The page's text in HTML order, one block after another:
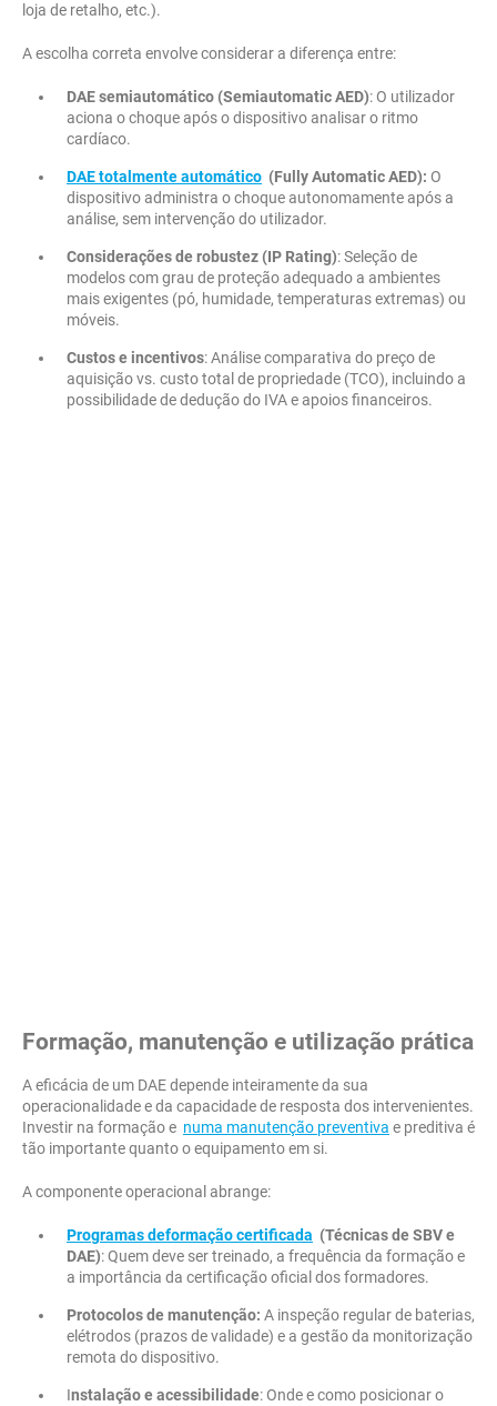
loja de retalho, etc.).
A escolha correta envolve considerar a diferença entre:
DAE semiautomático (Semiautomatic AED): O utilizador
aciona o choque após o dispositivo analisar o ritmo
cardíaco.
DAE totalmente automático (Fully Automatic AED): O
dispositivo administra o choque autonomamente após a
análise, sem intervenção do utilizador.
Considerações de robustez (IP Rating): Seleção de
modelos com grau de proteção adequado a ambientes
mais exigentes (pó, humidade, temperaturas extremas) ou
móveis.
Custos e incentivos: Análise comparativa do preço de
aquisição vs. custo total de propriedade (TCO), incluindo a
possibilidade de dedução do IVA e apoios financeiros.
Formação, manutenção e utilização prática
A eficácia de um DAE depende inteiramente da sua
operacionalidade e da capacidade de resposta dos intervenientes.
Investir na formação e numa manutenção preventiva e preditiva é
tão importante quanto o equipamento em si.
A componente operacional abrange:
Programas deformação certificada (Técnicas de SBV e
DAE): Quem deve ser treinado, a frequência da formação e
a importância da certificação oficial dos formadores.
Protocolos de manutenção: A inspeção regular de baterias,
elétrodos (prazos de validade) e a gestão da monitorização
remota do dispositivo.
Instalação e acessibilidade: Onde e como posicionar o